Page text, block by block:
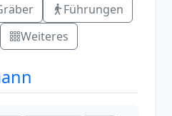
Führungen
Weiteres